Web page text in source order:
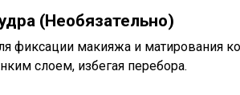
(Необязательно)
фиксации макияжа и матирования
слоем, избегая перебора.